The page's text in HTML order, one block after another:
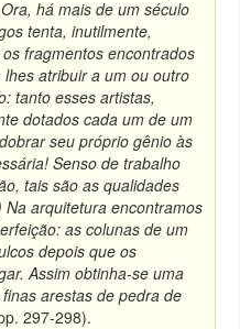
há mais de um século
tenta, inutilmente,
fragmentos encontrados
atribuir a um ou outro
tanto esses artistas,
dotados cada um de um
seu próprio gênio às
Senso de trabalho
tais são as qualidades
arquitetura encontramos
as colunas de um
depois que os
Assim obtinha-se uma
arestas de pedra de
297-298).